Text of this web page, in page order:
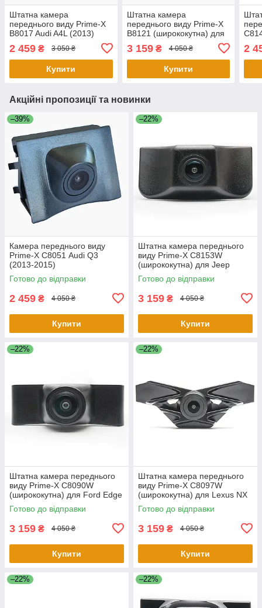
Штатна камера
переднього виду Prime-X
B8017 Audi A4L (2013)
2 459 ₴ 3 050 ₴
Купити
Штатна камера
переднього виду Prime-X
B8121 (ширококутна) для
Audi A1, A2, A3, A4, A5, A6,
A8, TT, Q3, Q5, Q7
3 159₴ 4 050 ₴
Купити
2
Акційні пропозиції та новинки
–39%
Камера переднього виду
Prime-X С8051 Audi Q3
(2013-2015)
Готово до відправки
2 459 ₴ 4 050 ₴
Купити
–22%
Штатна камера переднього
виду Prime-X C8153W
(ширококутна) для Jeep
Cherokee 2016-2018
Готово до відправки
3 159 ₴ 4 050 ₴
Купити
–22%
Штатна камера переднього
виду Prime-X C8090W
(ширококутна) для Ford Edge
2015-2017
Готово до відправки
3 159 ₴ 4 050 ₴
Купити
–22%
Штатна камера переднього
виду Prime-X C8097W
(ширококутна) для Lexus NX
2015-2017
Готово до відправки
3 159 ₴ 4 050 ₴
Купити
–22% –22%